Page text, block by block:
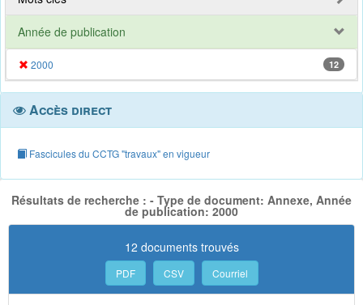
Année de publication
2000 12
Accès direct
Fascicules du CCTG "travaux" en vigueur
Résultats de recherche : - Type de document: Annexe, Année
de publication: 2000
12 documents trouvés
PDF CSV Courriel